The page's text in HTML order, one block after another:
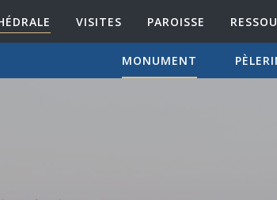
Notre-Dame de Chartres
VISITES PAROISSE
MONUMENT